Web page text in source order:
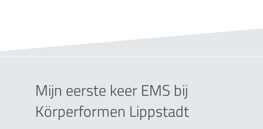
Mijn eerste keer EMS bij
Körperformen Lippstadt